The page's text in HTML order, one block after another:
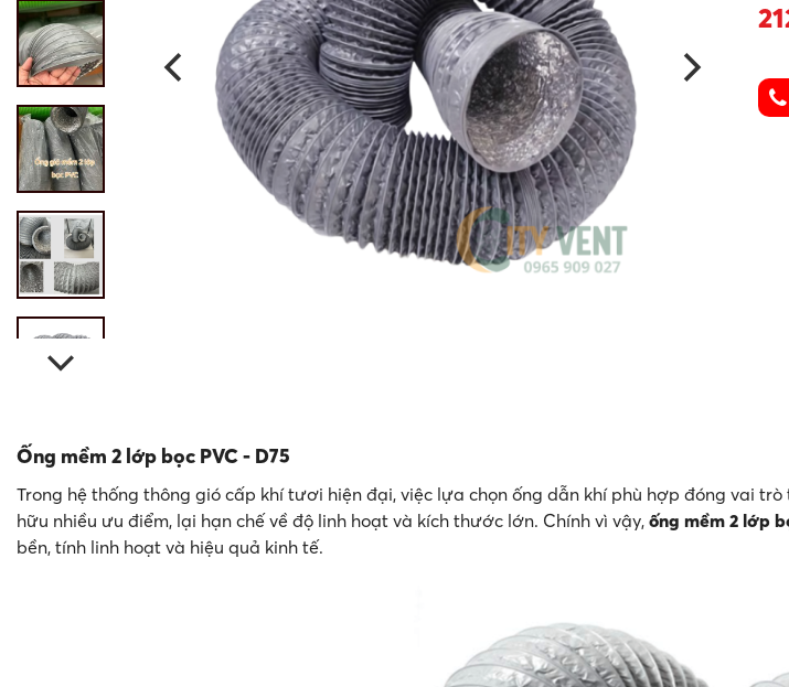
Ống mềm 2 lớp bọc PVC - D75
Trong hệ thống thông gió cấp khí tươi hiện đại, việc lựa chọn ống dẫn khí phù hợp đóng vai
hữu nhiều ưu điểm, lại hạn chế về độ linh hoạt và kích thước lớn. Chính vì vậy, ống mềm 2 lớp
bền, tính linh hoạt và hiệu quả kinh tế.